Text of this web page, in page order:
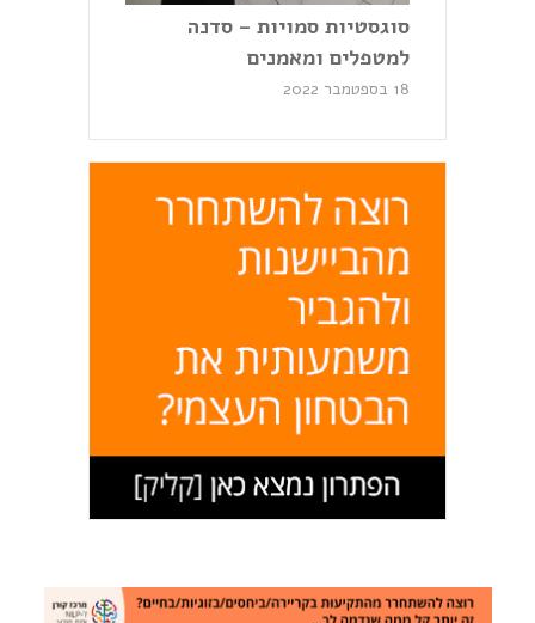
סוגסטיות סמויות – סדנה
למטפלים ומאמנים
18 בספטמבר 2022